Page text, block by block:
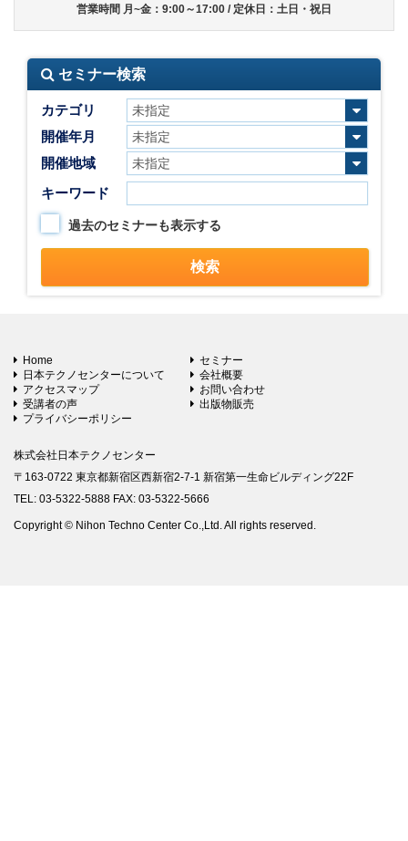
営業時間 月~金：9:00～17:00 / 定休日：土日・祝日
セミナー検索
カテゴリ
開催年月
開催地域
キーワード
過去のセミナーも表示する
Home
セミナー
日本テクノセンターについて
会社概要
アクセスマップ
お問い合わせ
受講者の声
出版物販売
プライバシーポリシー
株式会社日本テクノセンター
〒163-0722 東京都新宿区西新宿2-7-1 新宿第一生命ビルディング22F
TEL: 03-5322-5888 FAX: 03-5322-5666
Copyright © Nihon Techno Center Co.,Ltd. All rights reserved.